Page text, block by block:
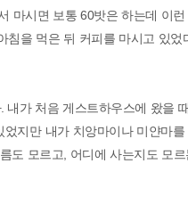
마시면 보통 60밧은 하는데 이
을 먹은 뒤 커피를 마시고 있
가 처음 게스트하우스에 왔을
지만 내가 치앙마이나 미얀마
도 모르고, 어디에 사는지도 모